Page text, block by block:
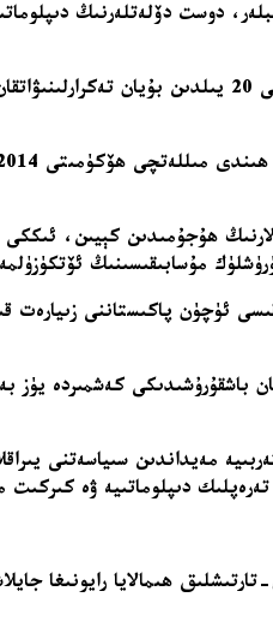
دوست دۆلەتلەرنىڭ
بۇ پاكىستان ۋە ھىندىستان ئوتتۇرىسىدىكى
ئۇنسۇرلارنىڭ ھۇجۇمىدىن
مۇسابىقىسىنىڭ
باشقۇرۇشىدىكى كەشمىردە
مەيداندىن سىياسەتنى
دىپلوماتىيە ۋە
ھىمالايا رايونىغا